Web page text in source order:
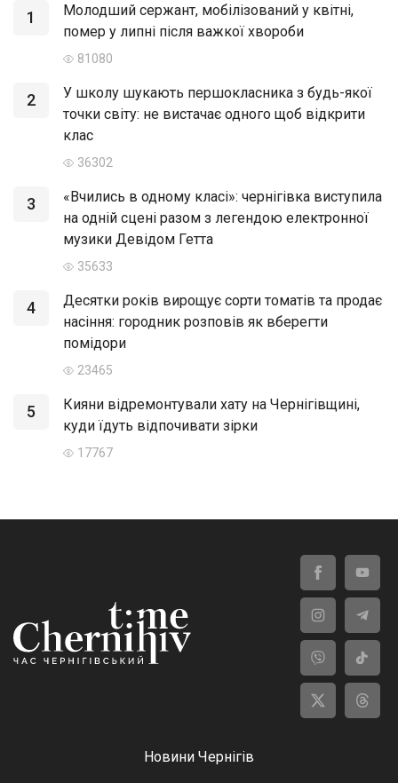
1
Молодший сержант, мобілізований у квітні,
помер у липні після важкої хвороби
81080
2
У школу шукають першокласника з будь-якої
точки світу: не вистачає одного щоб відкрити
клас
36302
3
«Вчились в одному класі»: чернігівка виступила
на одній сцені разом з легендою електронної
музики Девідом Гетта
35633
4
Десятки років вирощує сорти томатів та продає
насіння: городник розповів як вберегти
помідори
23465
5
Кияни відремонтували хату на Чернігівщині,
куди їдуть відпочивати зірки
17767
Новини Чернігів